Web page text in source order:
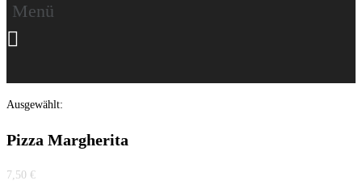
Menü
Ausgewählt:
Pizza Margherita
7,50 €